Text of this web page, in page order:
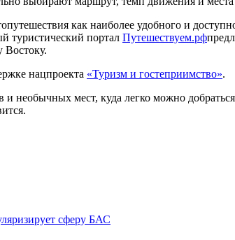
путешествия как наиболее удобного и
туристический портал Путешествуем.рф
нацпроекта «Туризм и гостеприимство».
необычных мест, куда легко можно
сферу БАС